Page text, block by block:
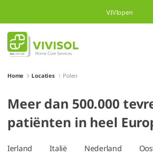
VIVIopen
Home Locaties Polen
Meer dan 500.000
patiënten in heel
Ierland Italië Nederland